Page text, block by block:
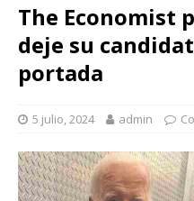
The Economist
deje su
portada
5 julio, 2024 admin